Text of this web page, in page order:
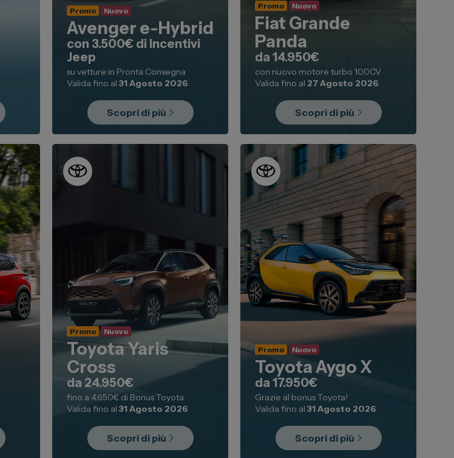
Promo Nuovo
Avenger e-Hybrid
con 3.500€ di Incentivi
Jeep
su vetture in Pronta Consegna
Valida fino al 31 Agosto 2026
Scopri di più
Promo Nuovo
Fiat Grande
Panda
da 14.950€
con nuovo motore turbo 100CV
Valida fino al 27 Agosto 2026
Scopri di più
Promo Nuovo
Toyota Yaris
Cross
da 24.950€
fino a 4.650€ di Bonus Toyota
Valida fino al 31 Agosto 2026
Scopri di più
Promo Nuovo
Toyota Aygo X
da 17.950€
Grazie al bonus Toyota!
Valida fino al 31 Agosto 2026
Scopri di più